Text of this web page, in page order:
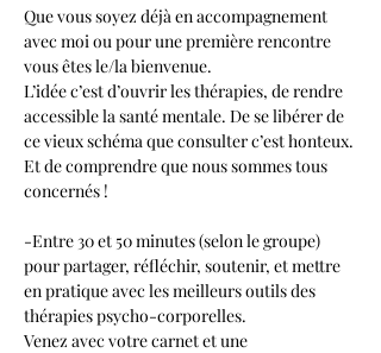
Que vous soyez déjà en accompagnement
avec moi ou pour une première rencontre
vous êtes le/la bienvenue.
L’idée c’est d’ouvrir les thérapies, de rendre
accessible la santé mentale. De se libérer de
ce vieux schéma que consulter c’est honteux.
Et de comprendre que nous sommes tous
concernés !
-Entre 30 et 50 minutes (selon le groupe)
pour partager, réfléchir, soutenir, et mettre
en pratique avec les meilleurs outils des
thérapies psycho-corporelles.
Venez avec votre carnet et une